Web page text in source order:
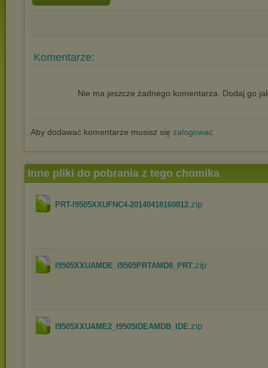
Komentarze:
Nie ma jeszcze żadnego komentarza. Dodaj go
Aby dodawać komentarze musisz się zalogować
Inne pliki do pobrania z tego chomika
PRT-I9505XXUFNC4-20140418160812.zip
I9505XXUAMDE_I9505PRTAMD8_PRT.zip
I9505XXUAME2_I9505IDEAMDB_IDE.zip